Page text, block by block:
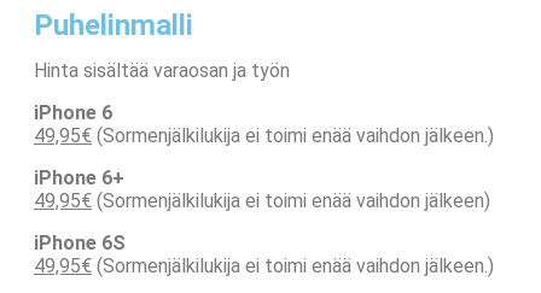
Puhelinmalli
Hinta sisältää varaosan ja työn
iPhone 6
49,95€ (Sormenjälkilukija ei toimi enää vaihdon jälkeen.)
iPhone 6+
49,95€ (Sormenjälkilukija ei toimi enää vaihdon jälkeen)
iPhone 6S
49,95€ (Sormenjälkilukija ei toimi enää vaihdon jälkeen.)